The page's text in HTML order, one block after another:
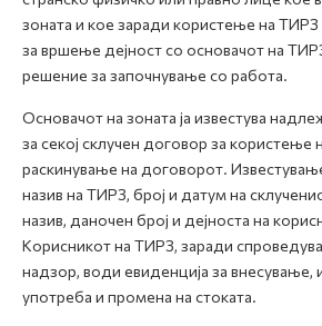
зоната и кое заради користење на
за вршење дејност со основачот на
решение за започнување со работа.
Основачот на зоната ја известува
за секој склучен договор за користење
раскинување на договорот.
назив на ТИРЗ, број и датум на
назив, даночен број и дејноста на
Корисникот на ТИРЗ, заради
надзор, води евиденција за внесување,
употреба и промена на стоката.